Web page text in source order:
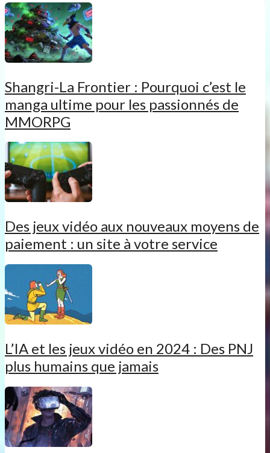
Shangri-La Frontier : Pourquoi c’est le
manga ultime pour les passionnés de
MMORPG
Des jeux vidéo aux nouveaux moyens de
paiement : un site à votre service
L’IA et les jeux vidéo en 2024 : Des PNJ
plus humains que jamais